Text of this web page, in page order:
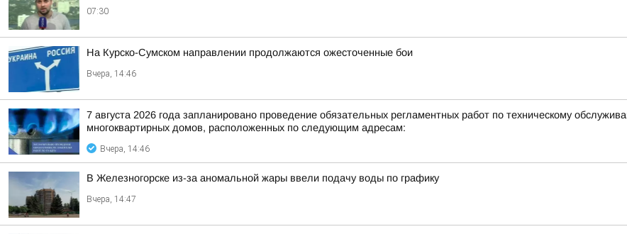
07:30
На Курско-Сумском направлении продолжаются ожесточенные бои
Вчера, 14:46
7 августа 2026 года запланировано проведение обязательных регламентных работ по техническому
многоквартирных домов, расположенных по следующим адресам:
Вчера, 14:46
В Железногорске из-за аномальной жары ввели подачу воды по графику
Вчера, 14:47